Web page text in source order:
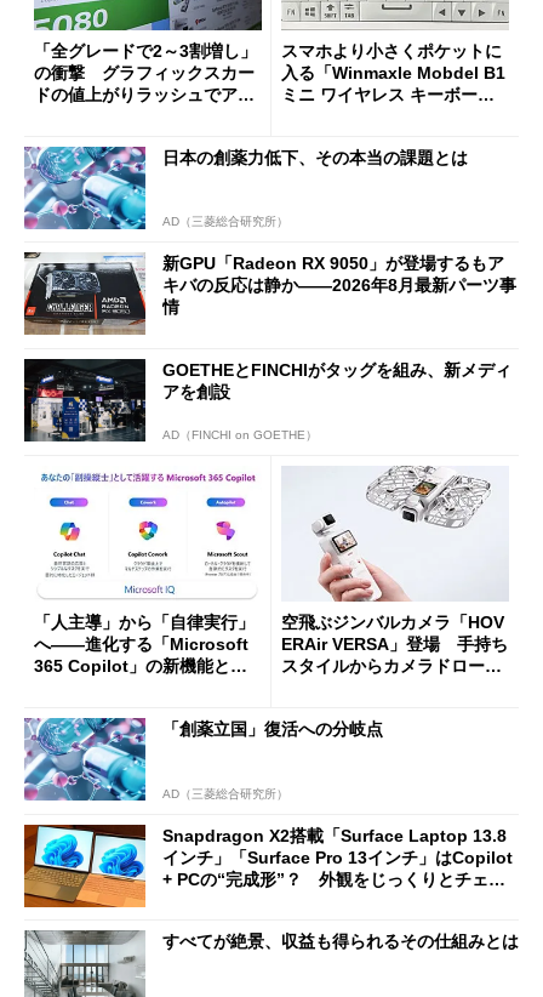
「全グレードで2～3割増し」
の衝撃 グラフィックスカー
ドの値上がりラッシュでアキ
スマホより小さくポケットに
入る「Winmaxle Mobdel B1
ミニ ワイヤレス キーボー
日本の創薬力低下、その本当の課題とは
AD（三菱総合研究所）
新GPU「Radeon RX 9050」が登場するもア
キバの反応は静か――2026年8月最新パーツ事
情
GOETHEとFINCHIがタッグを組み、新メディ
アを創設
AD（FINCHI on GOETHE）
「人主導」から「自律実行」
へ――進化する「Microsoft
365 Copilot」の新機能とエ
空飛ぶジンバルカメラ「HOV
ERAir VERSA」登場 手持ち
スタイルからカメラドローン
「創薬立国」復活への分岐点
AD（三菱総合研究所）
Snapdragon X2搭載「Surface Laptop 13.8
インチ」「Surface Pro 13インチ」はCopilot
+ PCの“完成形”？ 外観をじっくりとチェッ
すべてが絶景、収益も得られるその仕組みとは